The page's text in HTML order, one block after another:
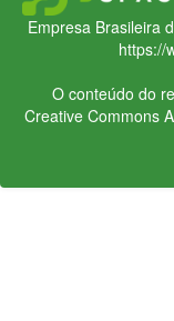
Empresa Brasileira
https://
O conteúdo do
Creative Commons